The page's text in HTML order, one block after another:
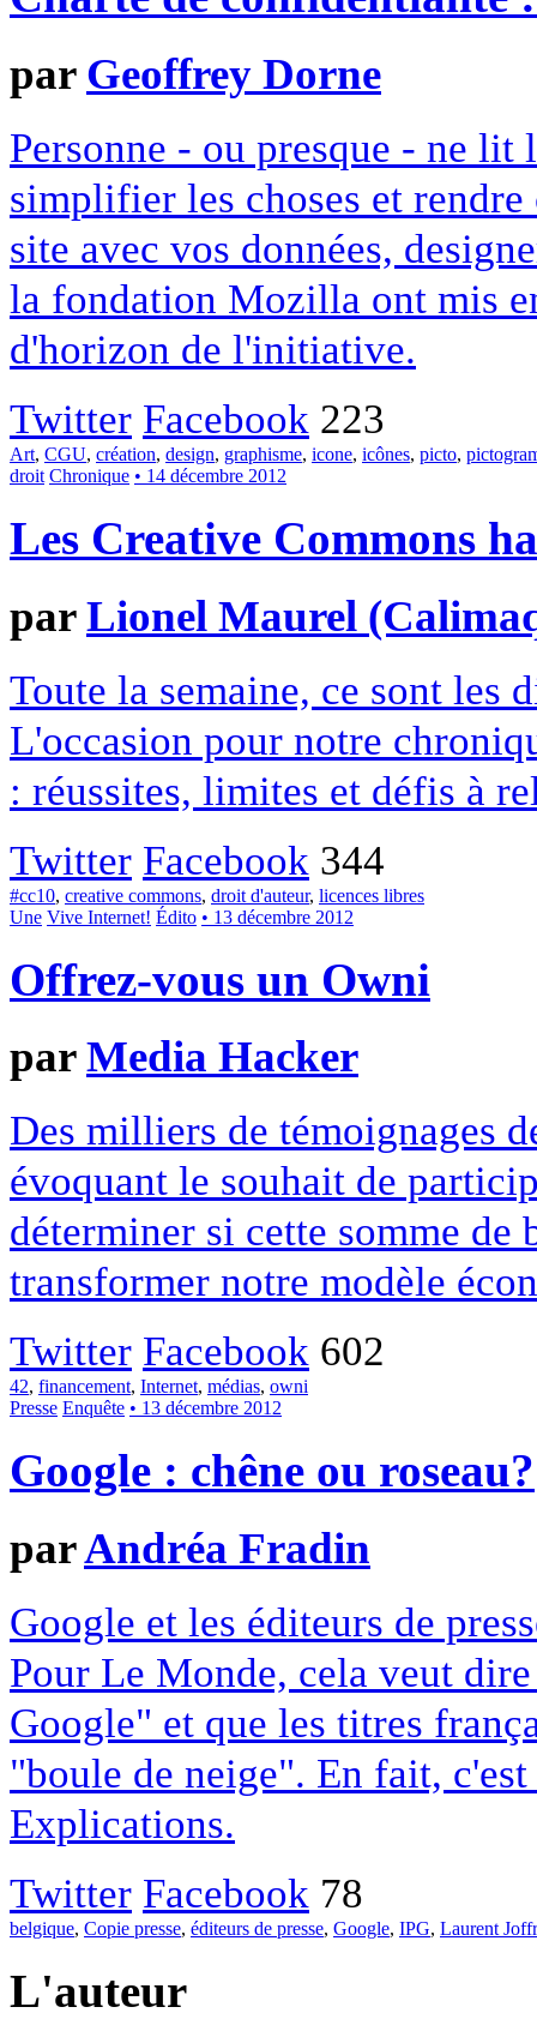
par Geoffrey Dorne
Personne - ou presque - ne
simplifier les choses et
site avec vos données,
la fondation Mozilla ont mis
d'horizon de l'initiative.
Twitter Facebook 223
Art, CGU, création, design, graphisme, icone, icônes, picto,
droit Chronique • 14 décembre 2012
Les Creative Commons
parLionel Maurel
Toute la semaine, ce sont les
L'occasion pour notre
: réussites, limites et défis à
Twitter Facebook 344
#cc10, creative commons, droit d'auteur, licences libres
Une Vive Internet! Édito • 13 décembre 2012
Offrez-vous un Owni
parMedia Hacker
Des milliers de témoignages
évoquant le souhait de
déterminer si cette somme
transformer notre modèle
Twitter Facebook 602
42, financement, Internet, médias, owni
Presse Enquête • 13 décembre 2012
Google : chêne ou roseau?
parAndréa Fradin
Google et les éditeurs de
Pour Le Monde, cela veut
Google" et que les titres
"boule de neige". En fait,
Explications.
Twitter Facebook 78
belgique, Copie presse, éditeurs de presse, Google, IPG, Laurent
L'auteur